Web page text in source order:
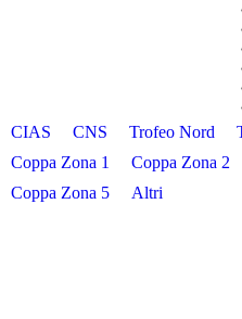
CIAS CNS Trofeo Nord
Coppa Zona 1
Coppa Zona 2
Coppa Zona 5
Altri